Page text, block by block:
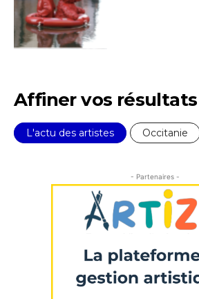
J'accepte lestermes et conditions
Prénom
J'accepte les termes et conditions
Affiner vos résultats
L'actu des artistes Occitanie
- Partenaires -